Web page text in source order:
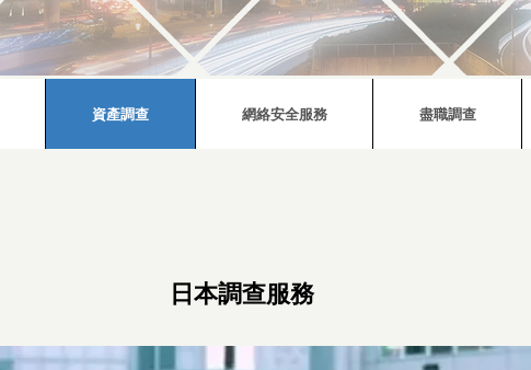
資產調查 網絡安全服務 盡職調查
日本調查服務